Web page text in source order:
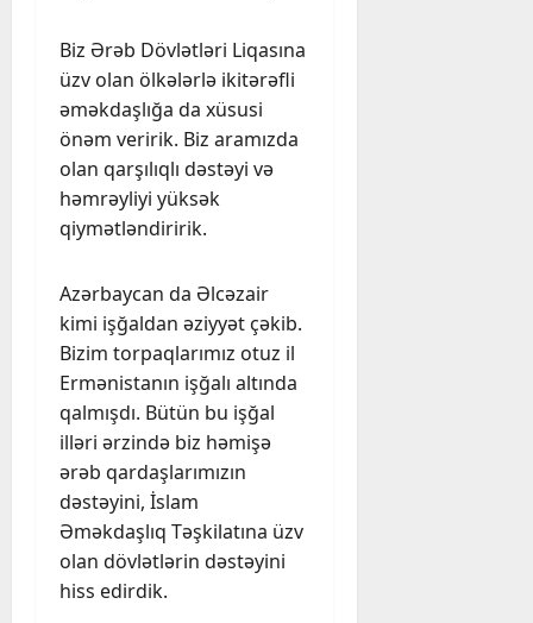
Biz Ərəb Dövlətləri Liqasına
üzv olan ölkələrlə ikitərəfli
əməkdaşlığa da xüsusi
önəm veririk. Biz aramızda
olan qarşılıqlı dəstəyi və
həmrəyliyi yüksək
qiymətləndiririk.
Azərbaycan da Əlcəzair
kimi işğaldan əziyyət çəkib.
Bizim torpaqlarımız otuz il
Ermənistanın işğalı altında
qalmışdı. Bütün bu işğal
illəri ərzində biz həmişə
ərəb qardaşlarımızın
dəstəyini, İslam
Əməkdaşlıq Təşkilatına üzv
olan dövlətlərin dəstəyini
hiss edirdik.